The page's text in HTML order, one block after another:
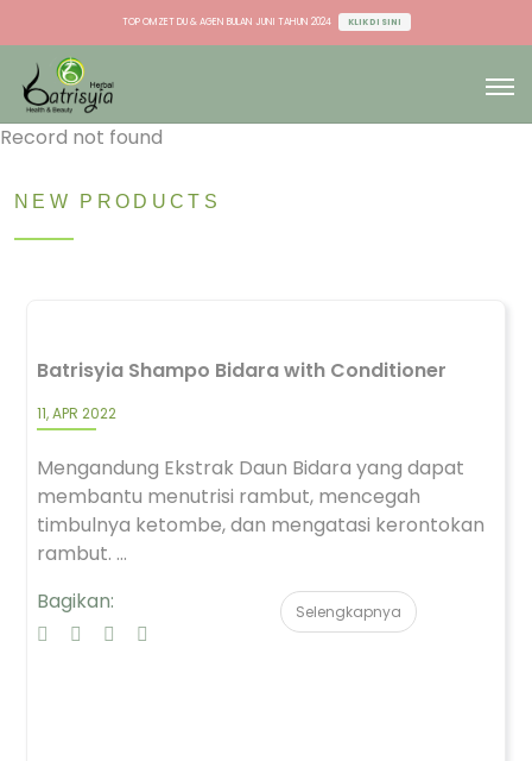
TOP OMZET DU & AGEN BULAN JUNI TAHUN 2024 KLIK DI SINI
TOP OMZET STOCKIST BULAN JUNI TAHUN 2024 KLIK DI SINI
Record not found
NEW PRODUCTS
Batrisyia Shampo Bidara with Conditioner
11, APR 2022
Mengandung Ekstrak Daun Bidara yang dapat
membantu menutrisi rambut, mencegah
timbulnya ketombe, dan mengatasi kerontokan
rambut. ...
Bagikan:
Selengkapnya